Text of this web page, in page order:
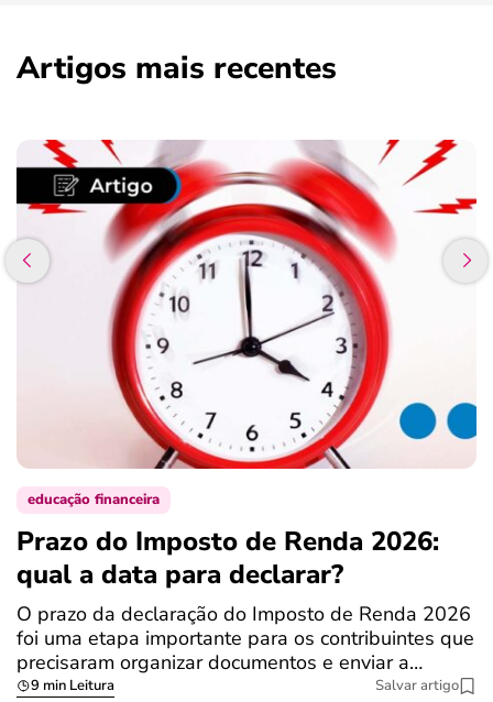
Artigos mais recentes
educação financeira
Prazo do Imposto de Renda 2026:
qual a data para declarar?
O prazo da declaração do Imposto de Renda 2026
foi uma etapa importante para os contribuintes que
precisaram organizar documentos e enviar a…
9 min Leitura Salvar artigo